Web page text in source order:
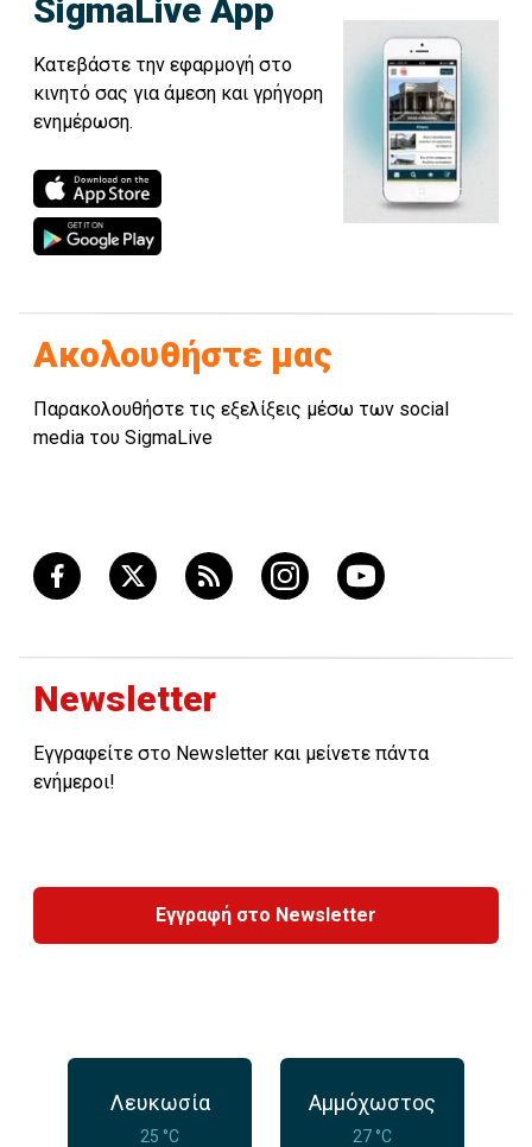
SigmaLive App
Κατεβάστε την εφαρμογή στο
κινητό σας για άμεση και γρήγορη
ενημέρωση.
Ακολουθήστε μας
Παρακολουθήστε τις εξελίξεις μέσω των social
media του SigmaLive
Newsletter
Εγγραφείτε στο Newsletter και μείνετε πάντα
ενήμεροι!
Εγγραφή στο Newsletter
Λευκωσία
25 °C
Αμμόχωστος
27 °C